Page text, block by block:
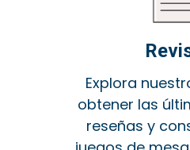
Explora
obtener las
reseñas y